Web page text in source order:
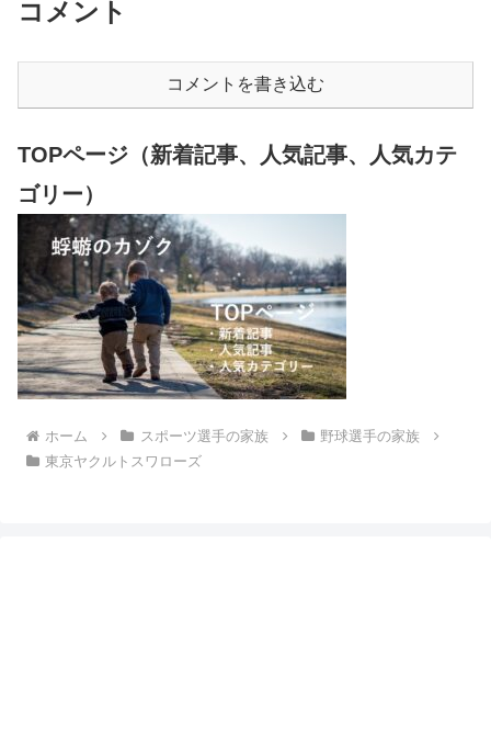
コメント
コメントを書き込む
TOPページ（新着記事、人気記事、人気カテ
ゴリー）
ホーム スポーツ選手の家族
野球選手の家族
東京ヤクルトスワローズ